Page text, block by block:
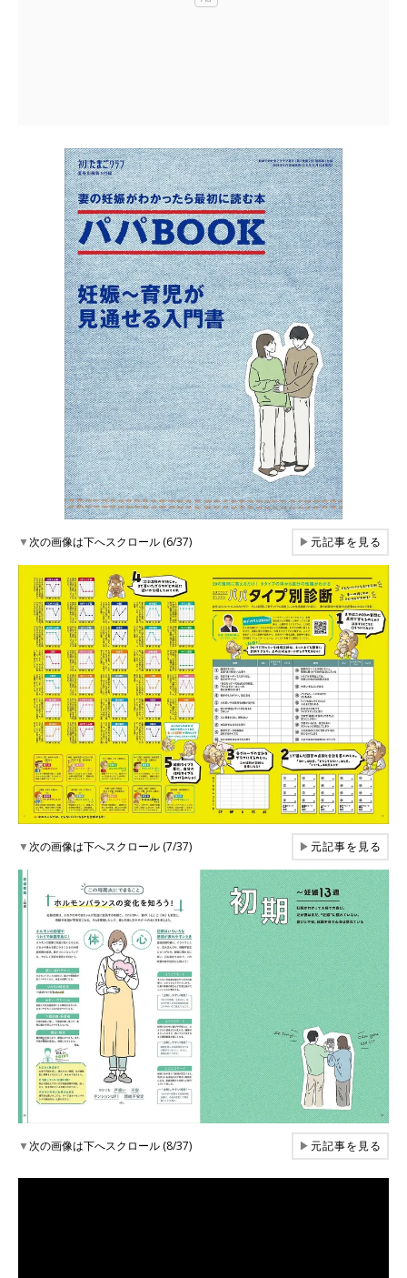
▼次の画像は下へスクロール (6/37) ▶元記事を見る
▼次の画像は下へスクロール (7/37) ▶元記事を見る
▼次の画像は下へスクロール (8/37) ▶元記事を見る